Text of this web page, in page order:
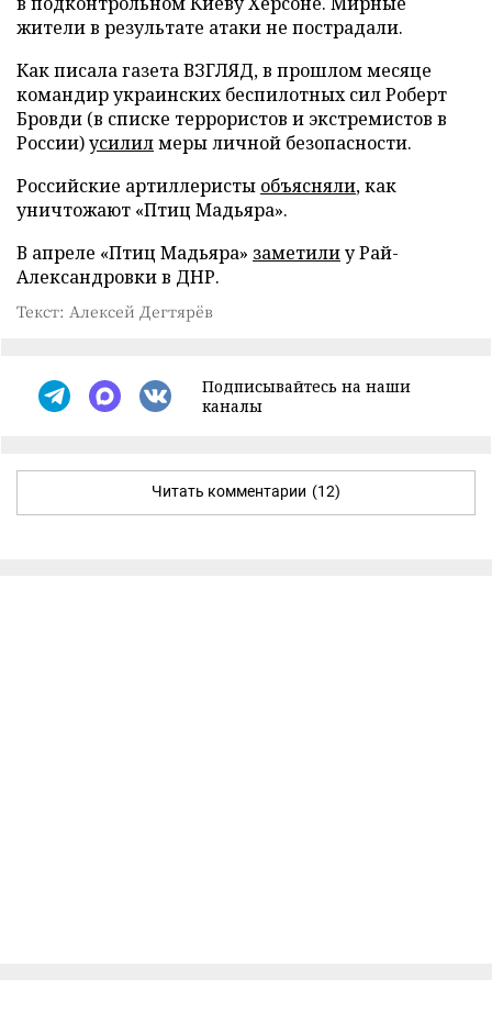
жители в результате атаки не пострадали.
Как писала газета ВЗГЛЯД, в прошлом месяце
командир украинских беспилотных сил Роберт
Бровди (в списке террористов и экстремистов в
России)усилилмеры личной безопасности.
Российские артиллеристы объясняли, как
уничтожают «Птиц Мадьяра».
В апреле «Птиц Мадьяра» заметилиу Рай-
Александровки в ДНР.
Текст: Алексей Дегтярёв
Подписывайтесь на наши
каналы
Читать комментарии (12)